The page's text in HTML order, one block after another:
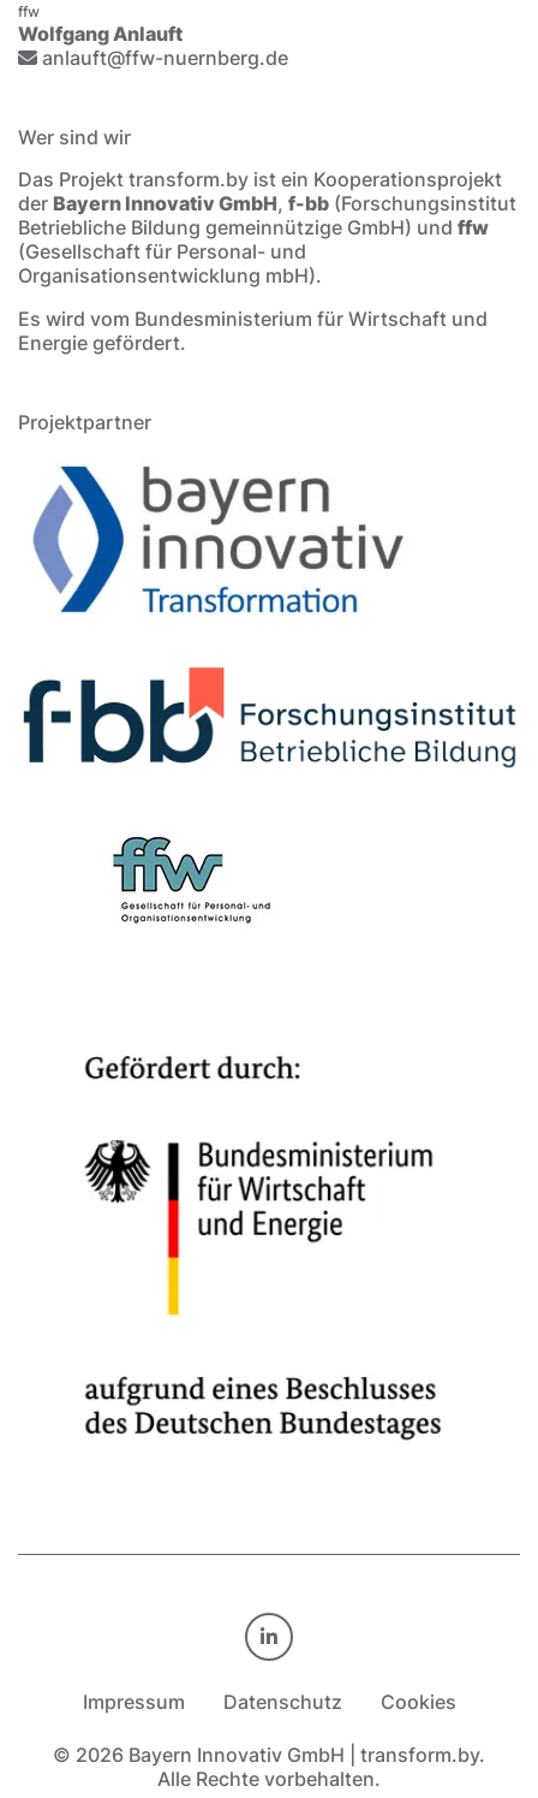
ffw
Wolfgang Anlauft
anlauft@ffw-nuernberg.de
Wer sind wir
Das Projekt transform.by ist ein Kooperationsprojekt
der Bayern Innovativ GmbH, f-bb (Forschungsinstitut
Betriebliche Bildung gemeinnützige GmbH) und ffw
(Gesellschaft für Personal- und
Organisationsentwicklung mbH).
Es wird vom Bundesministerium für Wirtschaft und
Energie gefördert.
Projektpartner
TRANSFORM.BY AUF
Impressum Datenschutz Cookies
© 2026 Bayern Innovativ GmbH | transform.by.
Alle Rechte vorbehalten.